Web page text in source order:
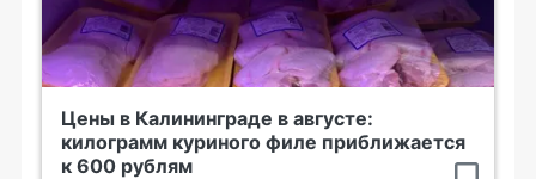
Цены в Калининграде в августе:
килограмм куриного филе приближается
к 600 рублям